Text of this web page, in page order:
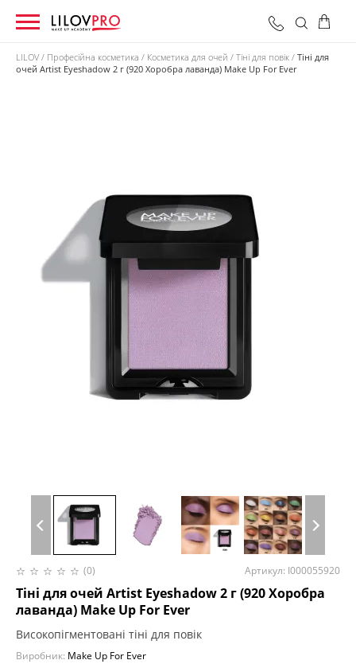
LILOV Професійна косметика Косметика для очей Тіні для повік
Тіні для
очей Artist Eyeshadow 2 г (920 Хоробра лаванда) Make Up For Ever
(0) Артикул: I000055920
Тіні для очей Artist Eyeshadow 2 г (920 Хоробра
лаванда) Make Up For Ever
Високопігментовані тіні для повік
Виробник: Make Up For Ever